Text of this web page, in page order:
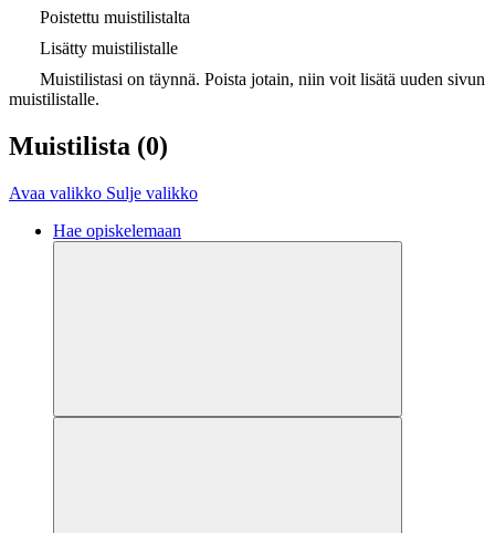
Poistettu muistilistalta
Lisätty muistilistalle
Muistilistasi on täynnä. Poista jotain, niin voit lisätä uuden sivun
muistilistalle.
Muistilista (0)
Avaa valikko Sulje valikko
Hae opiskelemaan